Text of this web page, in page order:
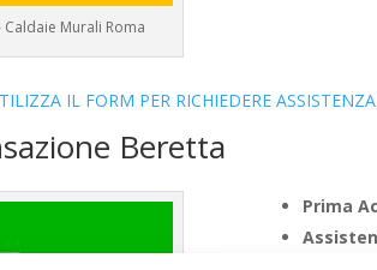
Caldaie Murali Roma
IL FORM PER RICHIEDERE
Beretta
Prima